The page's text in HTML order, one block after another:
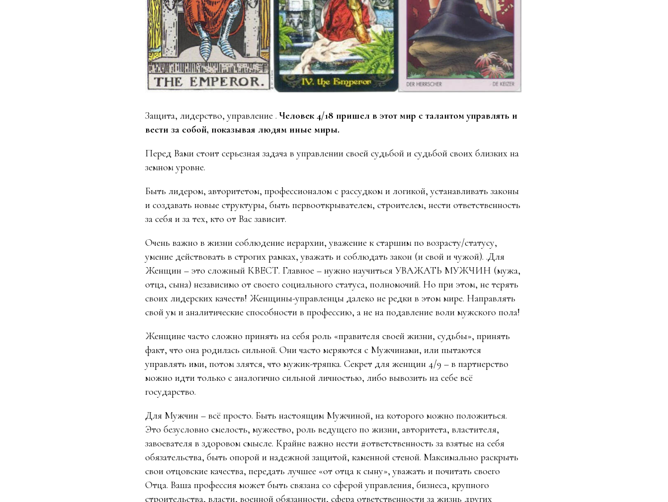
Защита, лидерство, управление . Человек 4/18 пришел в этот мир с талантом управлять и
вести за собой, показывая людям иные миры.
Перед Вами стоит серьезная задача в управлении своей судьбой и судьбой своих близких на
земном уровне.
Быть лидером, авторитетом, профессионалом с рассудком и логикой, устанавливать законы
и создавать новые структуры, быть первооткрывателем, строителем, нести ответственность
за себя и за тех, кто от Вас зависит.
Очень важно в жизни соблюдение иерархии, уважение к старшим по возрасту/статусу,
умение действовать в строгих рамках, уважать и соблюдать закон (и свой и чужой). .Для
Женщин – это сложный КВЕСТ. Главное – нужно научиться УВАЖАТЬ МУЖЧИН (мужа,
отца, сына) независимо от своего социального статуса, полномочий. Но при этом, не терять
своих лидерских качеств! Женщины-управленцы далеко не редки в этом мире. Направлять
свой ум и аналитические способности в профессию, а не на подавление воли мужского пола!
Женщине часто сложно принять на себя роль «правителя своей жизни, судьбы», принять
факт, что она родилась сильной. Они часто меряются с Мужчинами, или пытаются
управлять ими, потом злятся, что мужик-тряпка. Секрет для женщин 4/9 – в партнерство
можно идти только с аналогично сильной личностью, либо вывозить на себе всё
государство.
Для Мужчин – всё просто. Быть настоящим Мужчиной, на которого можно положиться.
Это безусловно смелость, мужество, роль ведущего по жизни, авторитета, властителя,
завоевателя в здоровом смысле. Крайне важно нести #ответственность за взятые на себя
обязательства, быть опорой и надежной защитой, каменной стеной. Максимально раскрыть
свои отцовские качества, передать лучшее «от отца к сыну», уважать и почитать своего
Отца. Ваша профессия может быть связана со сферой управления, бизнеса, крупного
строительства, власти, военной обязанности, сфера ответственности за жизнь других